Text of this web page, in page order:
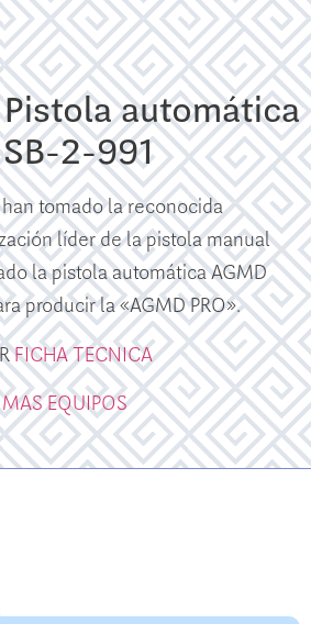
Pistola automática
2-991
tomado la reconocida
líder de la pistola manual
la pistola automática AGMD
producir la «AGMD PRO».
FICHA TECNICA
MAS EQUIPOS